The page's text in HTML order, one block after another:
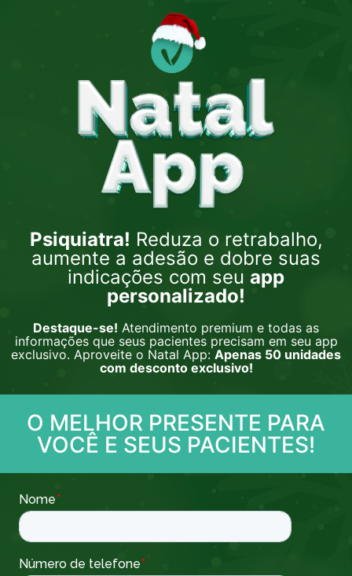
Psiquiatra! Reduza o retrabalho,
aumente a adesão e dobre suas
indicações com seu app
personalizado!
Destaque-se! Atendimento premium e todas as
informações que seus pacientes precisam em seu app
exclusivo. Aproveite o Natal App: Apenas 50 unidades
com desconto exclusivo!
O MELHOR PRESENTE PARA
VOCÊ E SEUS PACIENTES!